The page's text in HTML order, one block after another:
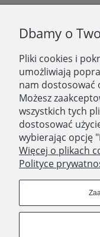
O NAS
O nas
Zatrudniamy
Blog
Kontakt
SKLEP STACJONARNY
ul. Aleja Legionów 44
Dbamy o
Pliki cookies i
umożliwiają
nam dostosować
Możesz
wszystkich tych
dostosować
wybierając opcję
Więcej o plikach
Polityce